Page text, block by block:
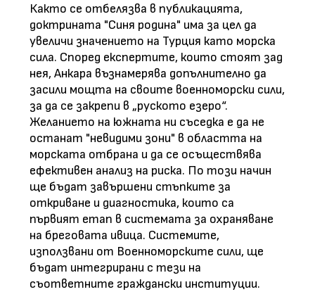
Както се отбелязва в публикацията,
доктрината "Синя родина" има за цел да
увеличи значението на Турция като морска
сила. Според експертите, които стоят зад
нея, Анкара възнамерява допълнително да
засили мощта на своите военноморски сили,
за да се закрепи в „руското езеро“.
Желанието на южната ни съседка е да не
останат "невидими зони" в областта на
морската отбрана и да се осъществява
ефективен анализ на риска. По този начин
ще бъдат завършени стъпките за
откриване и диагностика, които са
първият етап в системата за охраняване
на бреговата ивица. Системите,
използвани от Военноморските сили, ще
бъдат интегрирани с тези на
съответните граждански институции.